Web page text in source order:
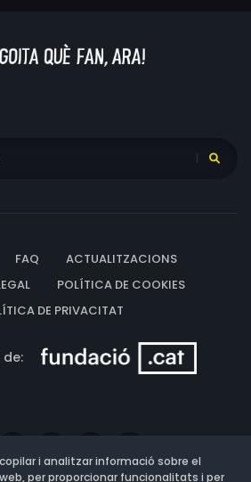
FAQ
ACTUALITZACIONS
POLÍTICA DE COOKIES
DE PRIVACITAT
de:
i analitzar informació sobre el
per proporcionar funcionalitats i per